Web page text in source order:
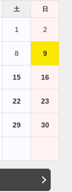
土 日
1 2
8 9
15 16
22 23
29 30